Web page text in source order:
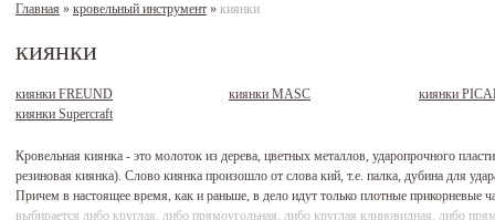
Главная » кровельный инструмент » киянки
киянки
киянки FREUND киянки MASC
киянки
киянки Supercraft
Кровельная киянка - это молоток из дерева, цветных металлов, ударопрочного
резиновая киянка). Слово киянка произошло от слова кий, т.е. палка, дубина для
Причем в настоящее время, как и раньше, в дело идут только плотные прикорневые
выбирается либо круглая, либо прямоугольная, либо круглая клиновидная, либо